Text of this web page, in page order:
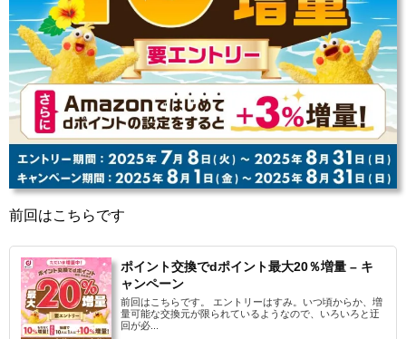
前回はこちらです
ポイント交換でdポイント最大20％増量 – キ
ャンペーン
前回はこちらです。 エントリーはすみ。いつ頃からか、増
量可能な交換元が限られているようなので、いろいろと迂
回が必...